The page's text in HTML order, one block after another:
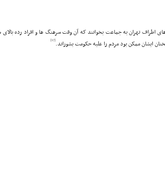
هاى اطراف تهران به جماعت بخوانند که آن وقت سرهنگ ها و افراد رده بالاى
ایشان ممکن بود مردم را علیه حکومت بشوراند.[17]